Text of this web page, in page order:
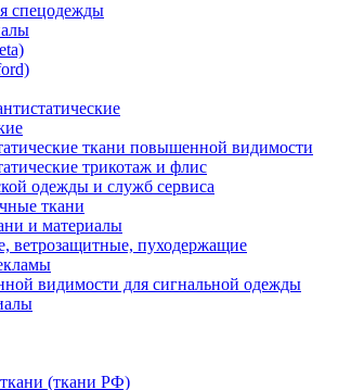
спецодежды
ткани повышенной видимости
трикотаж и флис
одежды и служб сервиса
ткани
и материалы
ветрозащитные, пуходержащие
видимости для сигнальной одежды
(ткани РФ)